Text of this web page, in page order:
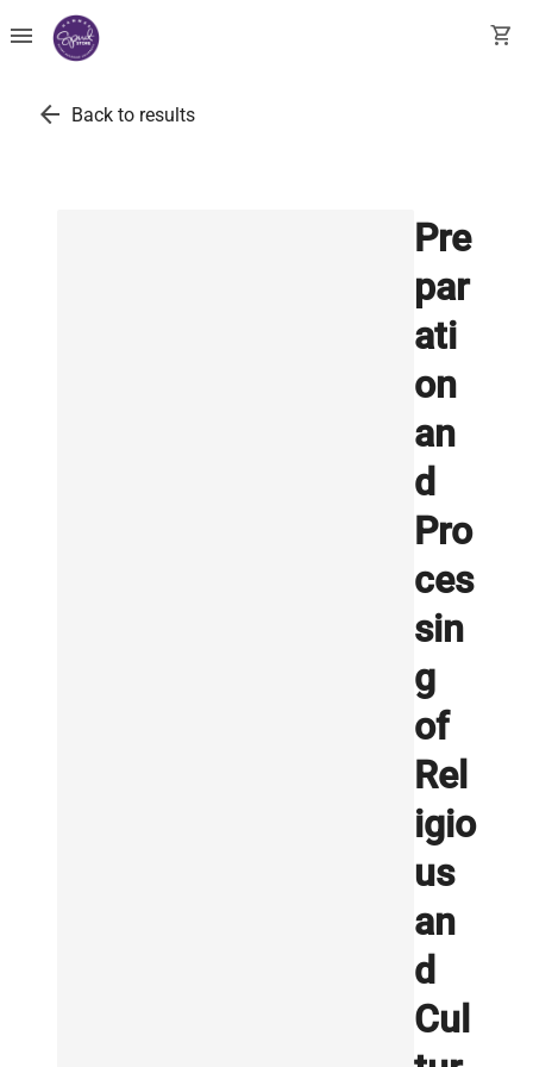
menu shopping_cart
arrow_back Back to results
Pre
par
ati
on
an
d
Pro
ces
sin
g
of
Rel
igio
us
an
d
Cul